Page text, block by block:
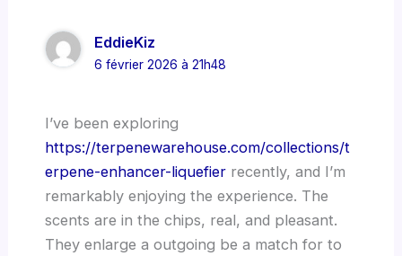
EddieKiz
6 février 2026 à 21h48
I’ve been exploring
https://terpenewarehouse.com/collections/t
erpene-enhancer-liquefierrecently, and I’m
remarkably enjoying the experience. The
scents are in the chips, real, and pleasant.
They enlarge a outgoing be a match for to